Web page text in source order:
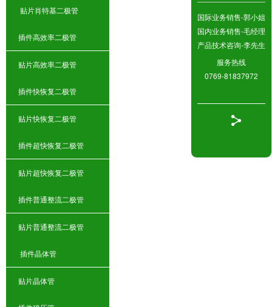
贴片肖特基二极管
插件高效率二极管
贴片高效率二极管
插件快恢复二极管
贴片快恢复二极管
插件超快恢复二极管
贴片超快恢复二极管
插件普通整流二极管
贴片普通整流二极管
插件晶体管
贴片晶体管
国际业务销售-郭小姐
国内业务销售-毛经理
产品技术咨询-李先生
服务热线
0769-81837972